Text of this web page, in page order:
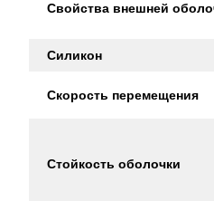
Свойства внешней
Силикон
Скорость перемещения
Стойкость оболочки